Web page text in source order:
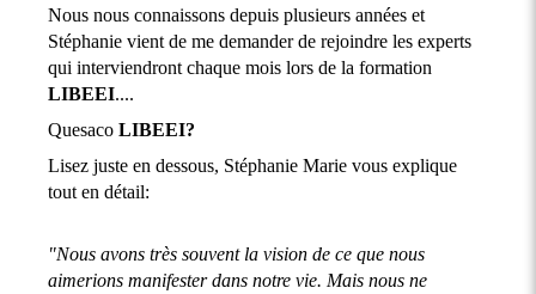
Nous nous connaissons depuis plusieurs années et
Stéphanie vient de me demander de rejoindre les experts
qui interviendront chaque mois lors de la formation
LIBEEI....
Quesaco LIBEEI?
Lisez juste en dessous, Stéphanie Marie vous explique
tout en détail:
"Nous avons très souvent la vision de ce que nous
aimerions manifester dans notre vie. Mais nous ne